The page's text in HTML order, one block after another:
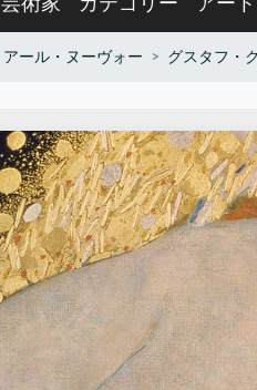
アール・ヌーヴォー グスタフ・